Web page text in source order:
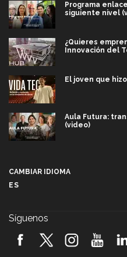
Programa
siguiente nivel
¿Quieres
Innovación del
El joven que
Aula Futura:
(video)
2026! (video)
CAMBIAR IDIOMA
ES
Síguenos